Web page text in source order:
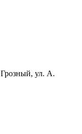
Грозный, ул. А.